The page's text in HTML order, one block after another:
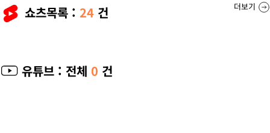
쇼츠목록 : 24 건 더보기
유튜브 : 전체 0 건